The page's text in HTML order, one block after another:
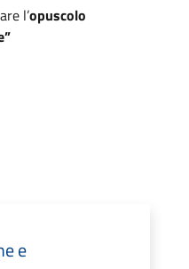
l’opuscolo
e